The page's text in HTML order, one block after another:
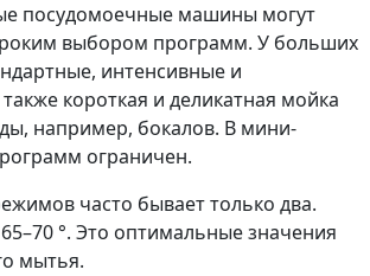
посудомоечные машины могут
выбором программ. У больших
интенсивные и
короткая и деликатная мойка
например, бокалов. В мини-
ограничен.
часто бывает только два.
°. Это оптимальные значения
мытья.